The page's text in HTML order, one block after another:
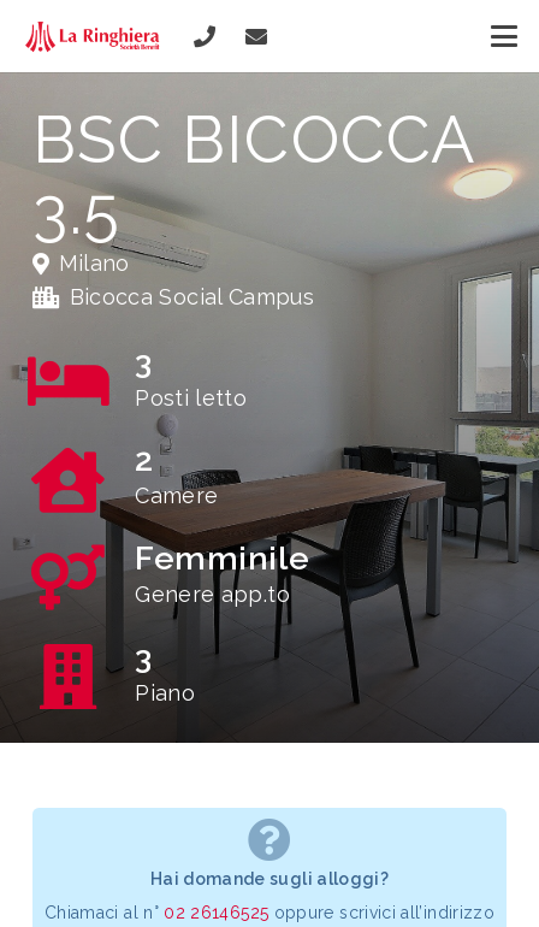
BSC BICOCCA
3.5
Milano
Bicocca Social Campus
3
Posti letto
2
Camere
Femminile
Genere app.to
3
Piano
Hai domande sugli alloggi?
Chiamaci al n° 02 26146525 oppure scrivici all’indirizzo